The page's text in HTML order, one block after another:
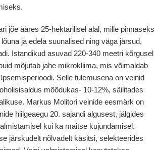
jõe ääres 25-hektarilisel alal, mille pinnaseks
ja edela suunalised ning väga järsud,
Istandikud asuvad 220-340 meetri kõrgusel
mõjutab jahe mikrokliima, mis võimaldab
Selle tulemusena on veinid
mõõdukas- 10-12%, säilitades
Markus Molitori veinide eesmärk on
hiilgeaegu 20. sajandi algusest, jälgides
kui ka maitse kujundamisel.
järskudelt nõlvadelt käsitsi, selekteerides